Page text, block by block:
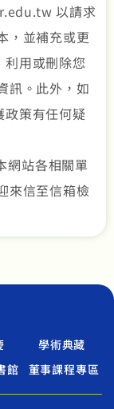
以請求
，並補充或更
用或刪除您
訊。此外，如
策有任何疑
站各相關單
來信至信箱檢
學術典藏
館
董事課程專區